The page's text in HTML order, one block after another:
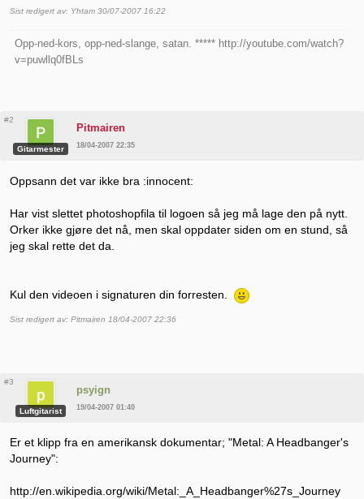
Sist redigert av: Yhtam 30/07-2007 16:22
Opp-ned-kors, opp-ned-slange, satan. ***** http://youtube.com/watch?
v=puwllq0fBLs
#2
Gitarmester
Pitmairen
18/04-2007 22:35
Oppsann det var ikke bra :innocent:
Har vist slettet photoshopfila til logoen så jeg må lage den på nytt.
Orker ikke gjøre det nå, men skal oppdater siden om en stund, så
jeg skal rette det da.
Kul den videoen i signaturen din forresten.
Sist redigert av: Pitmairen 18/04-2007 22:36
#3
Luftgitarist
psyign
19/04-2007 01:40
Er et klipp fra en amerikansk dokumentar; "Metal: A Headbanger's
Journey":
http://en.wikipedia.org/wiki/Metal:_A_Headbanger%27s_Journey